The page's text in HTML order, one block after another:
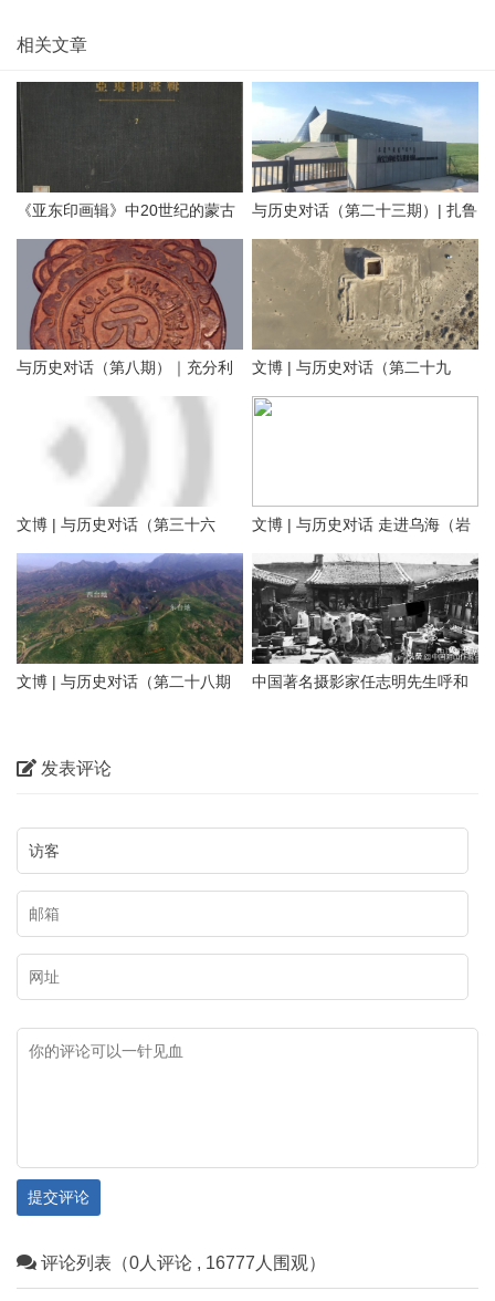
相关文章
《亚东印画辑》中20世纪的蒙古
地方老照片（附AI彩色复原）
与历史对话（第二十三期）| 扎鲁
特旗南宝力皋吐博物馆
与历史对话（第八期）｜充分利
用内蒙古元代文化遗产资源，铸
牢中华民族共同体意识
文博 | 与历史对话（第二十九
期）留住历史根脉 传承中华文明
文博 | 与历史对话（第三十六
期）探寻隆盛庄“大明洪武二十九
年”石刻 见证乌兰察布修筑最早
的明代长城
文化是一个国家、一个民族的灵
魂。中华文化悠久的历史，积淀
着中华民族最深沉的精神追求，
代表着中华民族独特的精神标
识。在乌海这片热土上，既有优
您领略乌海市独具特色的文化资
化基因的魅力。
01 岩画
沟岩画、乌兰布拉格岩画、摩儿
于风蚀雨淋等大自然的破坏，有
文博 | 与历史对话 走进乌海（岩
画长城遗址篇）
文博 | 与历史对话（第二十八期
中国著名摄影家任志明先生呼和
发表评论
提交评论
评论列表（0人评论 , 16777人围观）